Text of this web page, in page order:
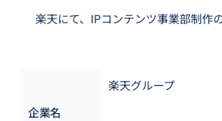
楽天にて、IPコンテンツ事業部制作
企業名
楽天グループ